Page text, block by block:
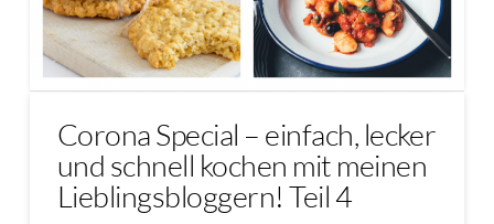
Corona Special – einfach, lecker
und schnell kochen mit meinen
Lieblingsbloggern! Teil 4